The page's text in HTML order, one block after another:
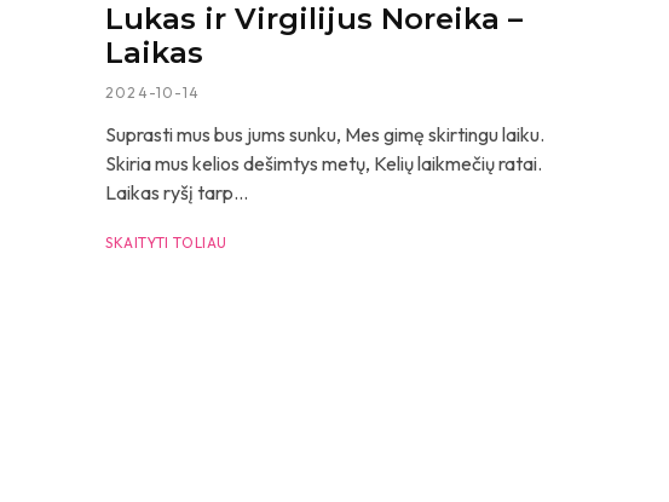
Lukas ir Virgilijus Noreika –
Laikas
2024-10-14
Suprasti mus bus jums sunku, Mes gimę skirtingu laiku.
Skiria mus kelios dešimtys metų, Kelių laikmečių ratai.
Laikas ryšį tarp...
SKAITYTI TOLIAU